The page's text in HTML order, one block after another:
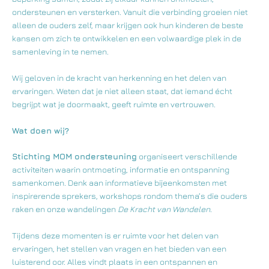
ondersteunen en versterken. Vanuit die verbinding groeien niet
alleen de ouders zelf, maar krijgen ook hun kinderen de beste
kansen om zich te ontwikkelen en een volwaardige plek in de
samenleving in te nemen.
Wij geloven in de kracht van herkenning en het delen van
ervaringen. Weten dat je niet alleen staat, dat iemand écht
begrijpt wat je doormaakt, geeft ruimte en vertrouwen.
Wat doen wij?
Stichting MOM ondersteuning organiseert verschillende
activiteiten waarin ontmoeting, informatie en ontspanning
samenkomen. Denk aan informatieve bijeenkomsten met
inspirerende sprekers, workshops rondom thema’s die ouders
raken en onze wandelingen De Kracht van Wandelen.
Tijdens deze momenten is er ruimte voor het delen van
ervaringen, het stellen van vragen en het bieden van een
luisterend oor. Alles vindt plaats in een ontspannen en